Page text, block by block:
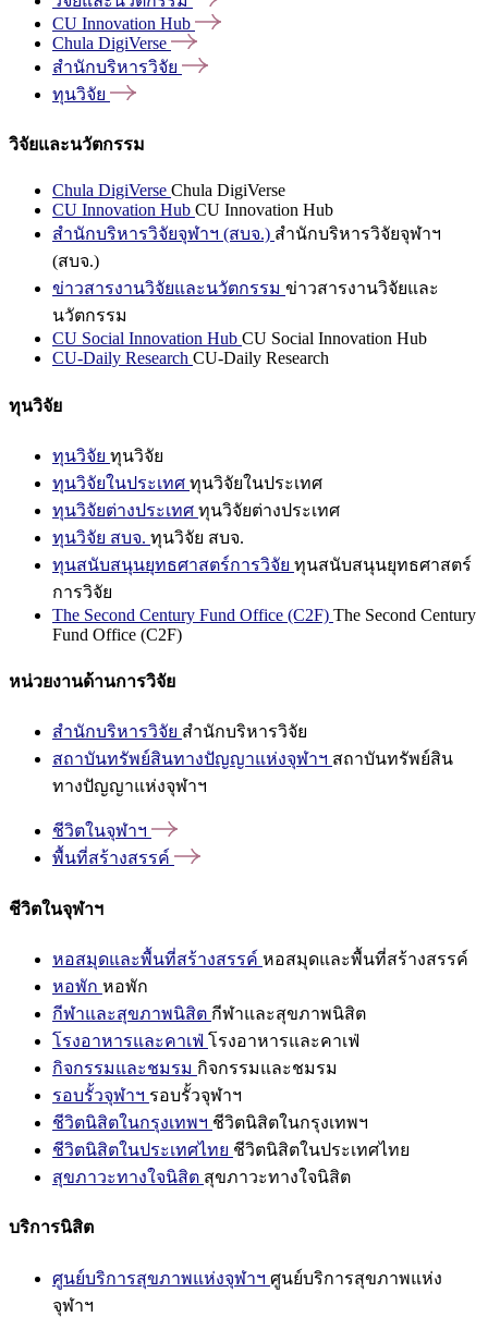
CU Innovation Hub
Chula DigiVerse
สำนักบริหารวิจัย
ทุนวิจัย
วิจัยและนวัตกรรม
Chula DigiVerse Chula DigiVerse
CU Innovation Hub CU Innovation Hub
สำนักบริหารวิจัยจุฬาฯ (สบจ.) สำนักบริหารวิจัยจุฬาฯ
(สบจ.)
ข่าวสารงานวิจัยและนวัตกรรม ข่าวสารงานวิจัยและ
นวัตกรรม
CU Social Innovation Hub CU Social Innovation Hub
CU-Daily Research CU-Daily Research
ทุนวิจัย
ทุนวิจัย ทุนวิจัย
ทุนวิจัยในประเทศ ทุนวิจัยในประเทศ
ทุนวิจัยต่างประเทศ ทุนวิจัยต่างประเทศ
ทุนวิจัย สบจ. ทุนวิจัย สบจ.
ทุนสนับสนุนยุทธศาสตร์การวิจัย ทุนสนับสนุนยุทธศาสตร์
การวิจัย
The Second Century Fund Office (C2F) The Second Century
Fund Office (C2F)
หน่วยงานด้านการวิจัย
สำนักบริหารวิจัย สำนักบริหารวิจัย
สถาบันทรัพย์สินทางปัญญาแห่งจุฬาฯ สถาบันทรัพย์สิน
ทางปัญญาแห่งจุฬาฯ
ชีวิตในจุฬาฯ
พื้นที่สร้างสรรค์
ชีวิตในจุฬาฯ
หอสมุดและพื้นที่สร้างสรรค์ หอสมุดและพื้นที่สร้างสรรค์
หอพัก หอพัก
กีฬาและสุขภาพนิสิต กีฬาและสุขภาพนิสิต
โรงอาหารและคาเฟ่ โรงอาหารและคาเฟ่
กิจกรรมและชมรม กิจกรรมและชมรม
รอบรั้วจุฬาฯ รอบรั้วจุฬาฯ
ชีวิตนิสิตในกรุงเทพฯ ชีวิตนิสิตในกรุงเทพฯ
ชีวิตนิสิตในประเทศไทย ชีวิตนิสิตในประเทศไทย
สุขภาวะทางใจนิสิต สุขภาวะทางใจนิสิต
บริการนิสิต
ศูนย์บริการสุขภาพแห่งจุฬาฯ ศูนย์บริการสุขภาพแห่ง
จุฬาฯ